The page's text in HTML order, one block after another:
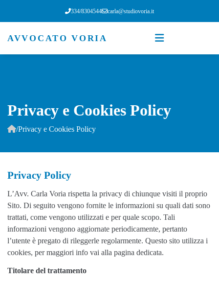
334/8304544 carla@studiovoria.it
AVVOCATO VORIA
Privacy e Cookies Policy
/Privacy e Cookies Policy
Privacy Policy
L’Avv. Carla Voria rispetta la privacy di chiunque visiti il proprio
Sito. Di seguito vengono fornite le informazioni su quali dati sono
trattati, come vengono utilizzati e per quale scopo. Tali
informazioni vengono aggiornate periodicamente, pertanto
l’utente è pregato di rileggerle regolarmente. Questo sito utilizza i
cookies, per maggiori info vai alla pagina dedicata.
Titolare del trattamento